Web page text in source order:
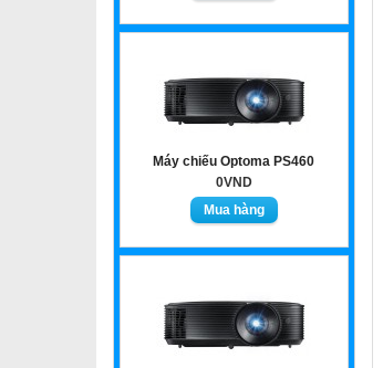
Máy chiếu Optoma PS460
0VND